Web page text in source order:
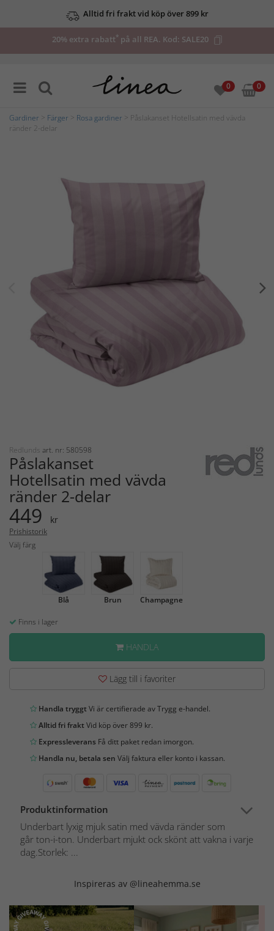
Alltid fri frakt vid köp över 899 kr
20% extra rabatt*på all REA. Kod: SALE20
0 0
Gardiner Färger Rosa gardiner > Påslakanset Hotellsatin med vävda
ränder 2-delar
Redlunds art. nr: 580598
Påslakanset
Hotellsatin med vävda
ränder 2-delar
449 kr
Prishistorik
Välj färg
Blå Brun Champagne
Finns i lager
HANDLA
Lägg till i favoriter
Handla tryggtVi är certifierade av Trygg e-handel.
Alltid fri fraktVid köp över 899 kr.
Expressleverans Få ditt paket redan imorgon.
Handla nu, betala sen Välj faktura eller konto i kassan.
Produktinformation
Underbart lyxig mjuk satin med vävda ränder som
går ton-i-ton. Underbart mjukt ock skönt att vakna i varje
dag.Storlek: ...
Inspireras av @lineahemma.se